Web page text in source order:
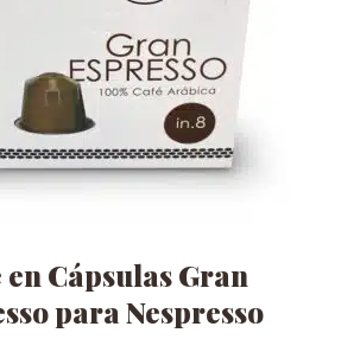
en Cápsulas Gran
para Nespresso